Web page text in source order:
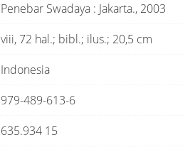
Penebar Swadaya : Jakarta., 2003
viii, 72 hal.; bibl.; ilus.; 20,5 cm
Indonesia
979-489-613-6
635.934 15